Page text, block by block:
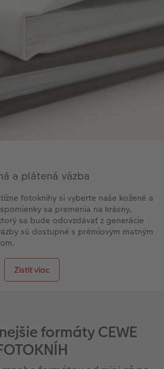
a plátená väzba
fotoknihy si vyberte naše kožené a
sa premenia na krásny,
sa bude odovzdávať z generácie
sú dostupné s prémiovým matným
Zistiť viac
formáty CEWE